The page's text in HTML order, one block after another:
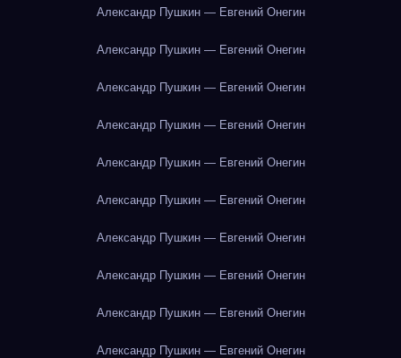
Александр Пушкин — Евгений Онегин
Александр Пушкин — Евгений Онегин
Александр Пушкин — Евгений Онегин
Александр Пушкин — Евгений Онегин
Александр Пушкин — Евгений Онегин
Александр Пушкин — Евгений Онегин
Александр Пушкин — Евгений Онегин
Александр Пушкин — Евгений Онегин
Александр Пушкин — Евгений Онегин
Александр Пушкин — Евгений Онегин